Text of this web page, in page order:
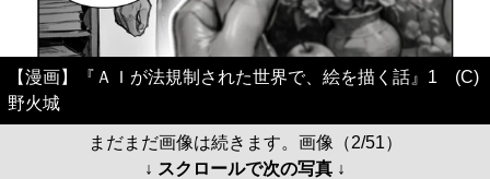
【漫画】『ＡＩが法規制された世界で、絵を描く話』1 (C)
野火城
まだまだ画像は続きます。画像（2/51）
↓ スクロールで次の写真 ↓